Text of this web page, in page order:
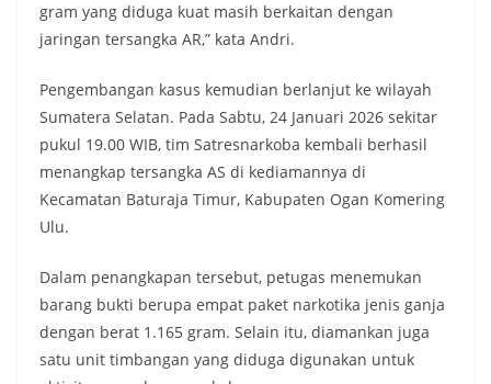
gram yang diduga kuat masih berkaitan dengan
jaringan tersangka AR,” kata Andri.
Pengembangan kasus kemudian berlanjut ke wilayah
Sumatera Selatan. Pada Sabtu, 24 Januari 2026 sekitar
pukul 19.00 WIB, tim Satresnarkoba kembali berhasil
menangkap tersangka AS di kediamannya di
Kecamatan Baturaja Timur, Kabupaten Ogan Komering
Ulu.
Dalam penangkapan tersebut, petugas menemukan
barang bukti berupa empat paket narkotika jenis ganja
dengan berat 1.165 gram. Selain itu, diamankan juga
satu unit timbangan yang diduga digunakan untuk